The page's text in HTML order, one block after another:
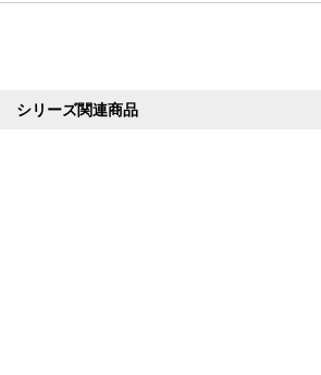
シリーズ関連商品